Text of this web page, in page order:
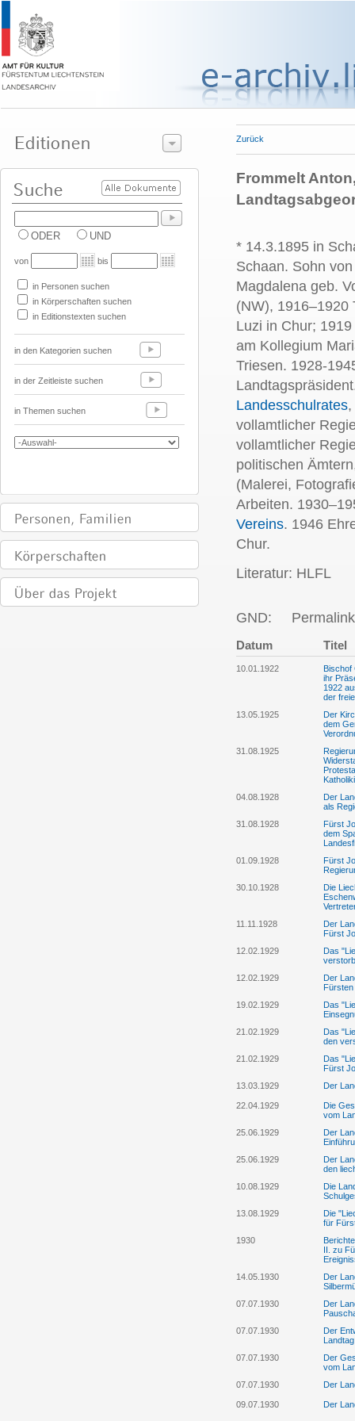
ODER UND
von bis
in Personen suchen
in Körperschaften suchen
in Editionstexten suchen
in den Kategorien suchen
in der Zeitleiste suchen
in Themen suchen
Zurück
Frommelt
* 14.3.1895 in
Schaan. Sohn
Magdalena geb.
(NW), 1916–1920
Luzi in Chur;
am Kollegium
Triesen. 1928-
Landesschulrates
vollamtlicher
vollamtlicher
politischen
(Malerei,
Arbeiten.
Vereins. 1946
Chur.
Literatur: HLFL
GND:
Datum Titel
10.01.1922
Bischof
ihr
1922
der
13.05.1925
Der
dem
31.08.1925
04.08.1928
Der
als
31.08.1928
Fürst
dem
01.09.1928
Fürst
30.10.1928
Die
11.11.1928
Der
Fürst
12.02.1929
Das
12.02.1929
Der
19.02.1929
Das
21.02.1929
Das
den
21.02.1929
Das
Fürst
13.03.1929
Der
22.04.1929
Die
vom
25.06.1929
Der
25.06.1929
Der
den
10.08.1929
Die
13.08.1929
Die
für
1930
II. zu
14.05.1930
Der
07.07.1930
Der
07.07.1930
Der
07.07.1930
Der
vom
07.07.1930
Der
09.07.1930 Der